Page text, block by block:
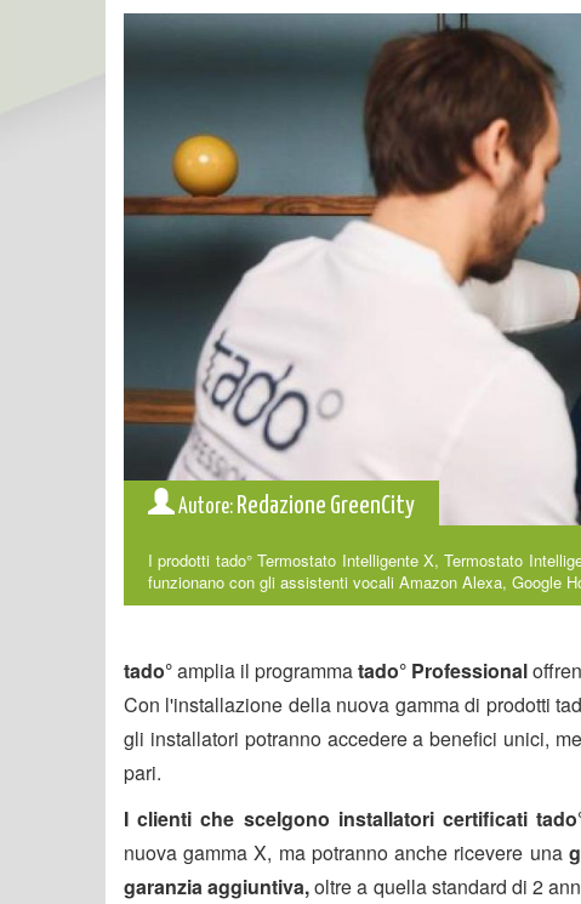
Autore: Redazione GreenCity
I prodotti tado° Termostato Intelligente X, Termostato
funzionano con gli assistenti vocali Amazon Alexa, Google
tado°amplia il programmatado° Professional
Con l'installazione della nuova gamma di prodotti
gli installatori potranno accedere a benefici unici,
pari.
I clienti che scelgono installatori certificati
nuova gamma X, ma potranno anche ricevere una
garanzia aggiuntiva,oltre a quella standard di 2